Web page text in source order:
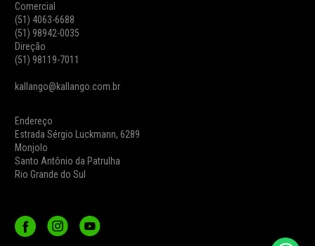
Comercial
(51) 4063-6688
(51) 98942-0035
Direção
(51) 98119-7011
kallango@kallango.com.br
Endereço
Estrada Sérgio Luckmann, 6289
Monjolo
Santo Antônio da Patrulha
Rio Grande do Sul